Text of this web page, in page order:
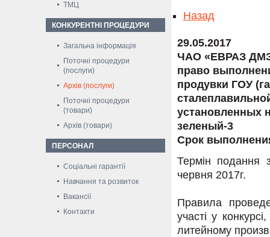
ТМЦ
КОНКУРЕНТНІ ПРОЦЕДУРИ
Загальна інформація
Поточні процедури
(послуги)
Архів (послуги)
Поточні процедури
(товари)
Архів (товари)
ПЕРСОНАЛ
Соціальні гарантії
Навчання та розвиток
Вакансії
Контакти
Назад
29.05.2017
ЧАО «ЕВРАЗ
право
продувки ГОУ
установленных
зеленый-3
Срок
Термін подання
червня 2017г.
Правила
участі у
литейному